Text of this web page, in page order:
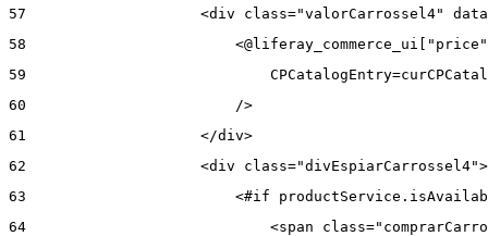
57
<div class="valorCarrossel4"
58
59
60
                        />
61
                    </div>
62
<div
63
<#if
64
<span